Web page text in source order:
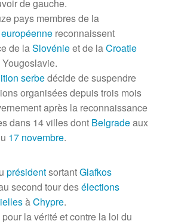
de gauche.
pays membres de la
reconnaissent
de laSlovénieet de laCroatie
serbedécide de suspendre
organisées depuis trois mois
après la reconnaissance
dans 14 villesdont Belgradeaux
17 novembre.
présidentsortantGlafkos
second tour desélections
àChypre.
la vérité et contre la loi du